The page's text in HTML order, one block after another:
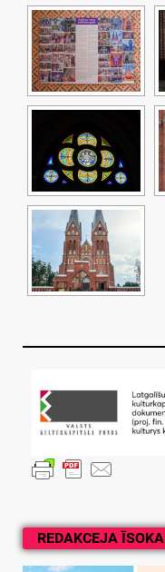
REDAKCEJA ĪSOKA